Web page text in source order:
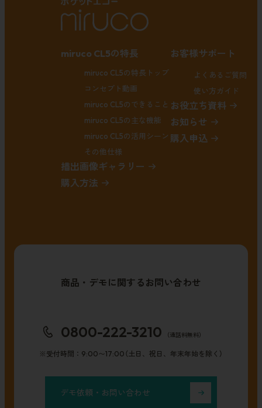
miruco CL5の特長
miruco CL5の特長トップ
コンセプト動画
miruco CL5のできること
miruco CL5の主な機能
miruco CL5の活用シーン
その他仕様
描出画像ギャラリー
購入方法
お客様サポート
よくあるご質問
使い方ガイド
お役立ち資料
お知らせ
購入申込
商品・デモに関するお問い合わせ
0800-222-3210 （通話料無料）
※受付時間：9:00〜17:00（土日、祝日、年末年始を除く）
デモ依頼・お問い合わせ